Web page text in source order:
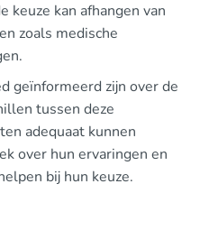
keuze kan afhangen van
zoals medische
geïnformeerd zijn over de
tussen deze
adequaat kunnen
over hun ervaringen en
bij hun keuze.